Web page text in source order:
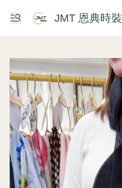
JMT 恩典時裝